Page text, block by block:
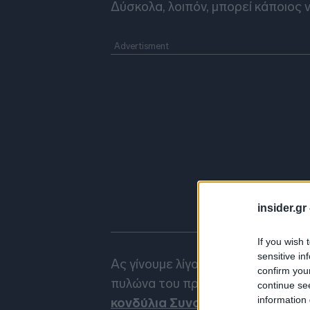
insider.gr
If you wish
sensitive
confirm
continue
information
Δύσκολα, λοιπόν, μπορεί κάποιος
Ας γίνουμε λίγο
πυλώνα του προϋπολογισμού.
κονδύλια Συνοχής
. Η πρόταση